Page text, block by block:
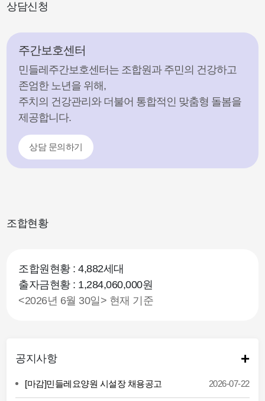
상담신청
주간보호센터
민들레주간보호센터는 조합원과 주민의 건강하고
존엄한 노년을 위해,
주치의 건강관리와 더불어 통합적인 맞춤형 돌봄을
제공합니다.
상담 문의하기
조합현황
조합원현황 : 4,882세대
출자금현황 : 1,284,060,000원
<2026년 6월 30일> 현재 기준
공지사항 +
[마감]민들레요양원 시설장 채용공고 2026-07-22